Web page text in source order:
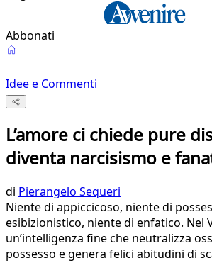
Abbonati
Idee e Commenti
L’amore ci chiede pure
diventa narcisismo e
di Pierangelo Sequeri
Niente di appiccicoso, niente di
esibizionistico, niente di enfatico. Nel
un’intelligenza fine che neutralizza
possesso e genera felici abitudini di